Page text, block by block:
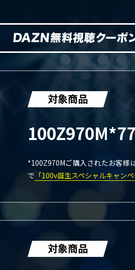
対象商品
100Z970M*
*100Z970Mご購入されたお客様
で 「100v誕生スペシャルキャン
対象商品